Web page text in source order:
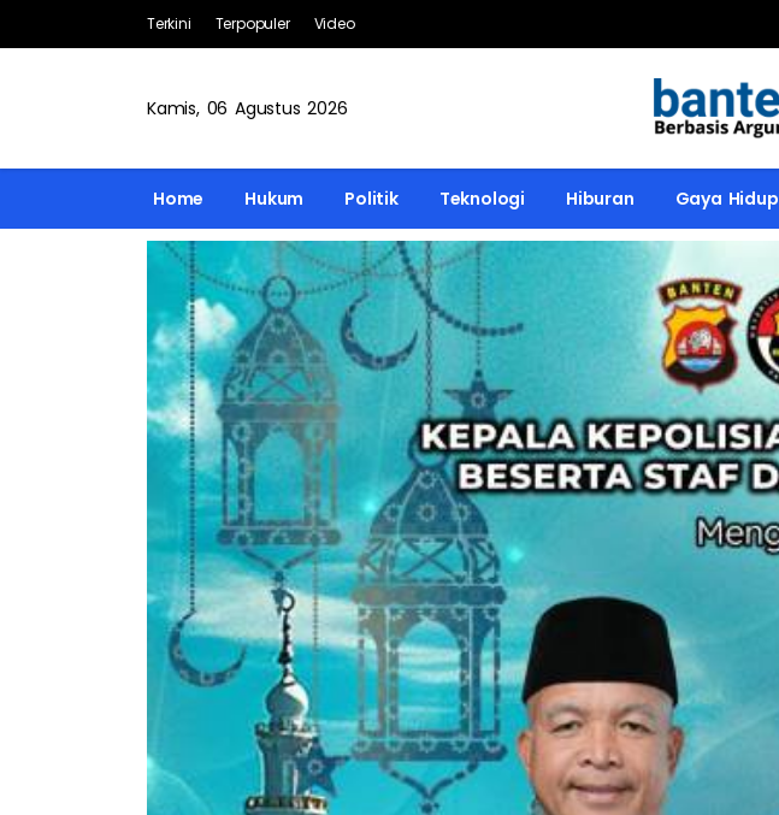
Terkini Terpopuler Video
Kamis, 06 Agustus 2026
Home Hukum Politik Teknologi Hiburan Gaya Hidup